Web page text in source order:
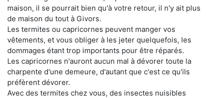
maison, il se pourrait bien qu'à votre retour, il n'y ait plus
de maison du tout à Givors.
Les termites ou capricornes peuvent manger vos
vêtements, et vous obliger à les jeter quelquefois, les
dommages étant trop importants pour être réparés.
Les capricornes n'auront aucun mal à dévorer toute la
charpente d'une demeure, d'autant que c'est ce qu'ils
préfèrent dévorer.
Avec des termites chez vous, des insectes nuisibles